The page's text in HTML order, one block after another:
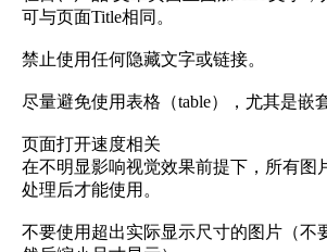
可与页面Title相同。
禁止使用任何隐藏文字或链接。
尽量避免使用表格（table），尤其是嵌
页面打开速度相关
在不明显影响视觉效果前提下，所有图
处理后才能使用。
不要使用超出实际显示尺寸的图片（不